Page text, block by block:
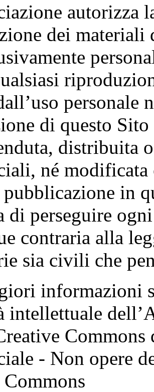
autorizza
dei
personale
di questo
né
in
di perseguire
contraria alla
sia civili che
informazioni
intellettuale
- Non opere